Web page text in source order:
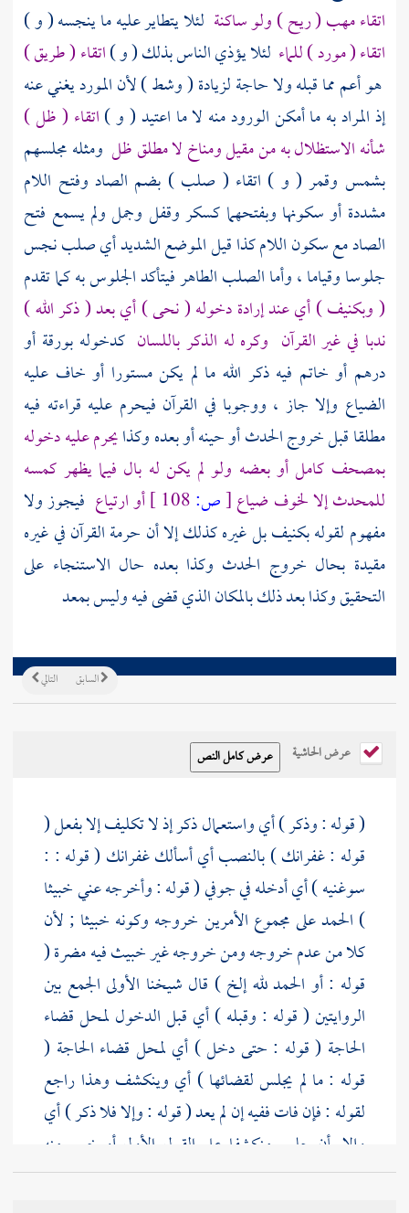
اتقاء مهب ( ريح ) ولو ساكنة لئلا يتطاير عليه ما ينجسه ( و )
اتقاء ( مورد ) للماء لئلا يؤذي الناس بذلك ( و )اتقاء ( طريق )
هو أعم مما قبله ولا حاجة لزيادة ( وشط ) لأن المورد يغني عنه
إذ المراد به ما أمكن الورود منه لا ما اعتيد ( و )اتقاء ( ظل )
شأنه الاستظلال به من مقيل ومناخ لا مطلق ظل ومثله مجلسهم
بشمس وقمر ( و ) اتقاء ( صلب ) بضم الصاد وفتح اللام
مشددة أو سكونها وبفتحهما كسكر وقفل وجمل ولم يسمع فتح
الصاد مع سكون اللام كذا قيل الموضع الشديد أي صلب نجس
جلوسا وقياما ، وأما الصلب الطاهر فيتأكد الجلوس به كما تقدم
( وبكنيف ) أي عند إرادة دخوله ( نحى ) أي بعد ( ذكر الله )
ندبا في غير القرآن وكره له الذكر باللسان كدخوله بورقة أو
درهم أو خاتم فيه ذكر الله ما لم يكن مستورا أو خاف عليه
الضياع وإلا جاز ، ووجوبا في القرآن فيحرم عليه قراءته فيه
مطلقا قبل خروج الحدث أو حينه أو بعده وكذايحرم عليه دخوله
بمصحف كامل أو بعضه ولو لم يكن له بال فيما يظهر كمسه
للمحدث إلا لخوف ضياع[ص: أو ارتياع فيجوز ولا
مفهوم لقوله بكنيف بل غيره كذلك إلا أن حرمة القرآن في غيره
مقيدة بحال خروج الحدث وكذا بعده حال الاستنجاء على
التحقيق وكذا بعد ذلك بالمكان الذي قضى فيه وليس بمعد
التالي السابق
عرض الحاشية
( قوله : وذكر ) أي واستعمال ذكر إذ لا تكليف إلا بفعل (
قوله : غفرانك ) بالنصب أي أسألك غفرانك ( قوله : :
سوغنيه ) أي أدخله في جوفي ( قوله : وأخرجه عني خبيثا
) الحمد على مجموع الأمرين خروجه وكونه خبيثا ; لأن
كلا من عدم خروجه ومن خروجه غير خبيث فيه مضرة (
قوله : أو الحمد لله إلخ ) قال شيخنا الأولى الجمع بين
الروايتين ( قوله : وقبله ) أي قبل الدخول لمحل قضاء
الحاجة ( قوله : حتى دخل ) أي لمحل قضاء الحاجة (
قوله : ما لم يجلس لقضائها ) أي وينكشف وهذا راجع
لقوله : فإن فات ففيه إن لم يعد ( قوله : وإلا فلا ذكر ) أي
وإلا بأن جلس منكشفا على القول الأول أو خرج منه
الحدث على القول الثاني فلا ذكر ( قوله : لم يندب فيه )